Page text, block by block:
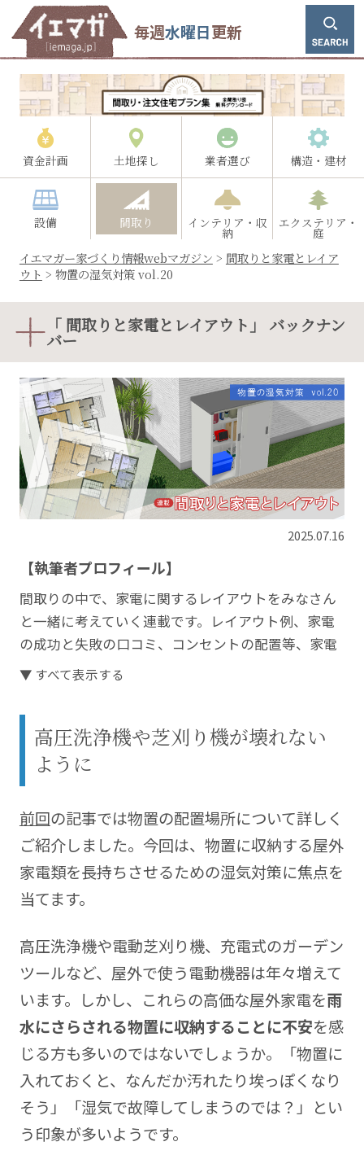
毎週水曜日更新
資金計画 土地探し 業者選び 構造・建材
設備 間取り インテリア・収
納
エクステリア・
庭
イエマガー家づくり情報webマガジン > 間取りと家電とレイア
ウト > 物置の湿気対策 vol.20
「 間取りと家電とレイアウト」 バックナン
バー
2025.07.16
【執筆者プロフィール】
間取りの中で、家電に関するレイアウトをみなさん
と一緒に考えていく連載です。レイアウト例、家電
の成功と失敗の口コミ、コンセントの配置等、家電
にまつわるトピックを取り上げていきます。
https://blog.kisekinomyhome.com/
集部
間取り図：株式会社ホームプランニング1000
▼ すべて表示する
高圧洗浄機や芝刈り機が壊れない
ように
前回の記事では物置の配置場所について詳しく
ご紹介しました。今回は、物置に収納する屋外
家電類を長持ちさせるための湿気対策に焦点を
当てます。
高圧洗浄機や電動芝刈り機、充電式のガーデン
ツールなど、屋外で使う電動機器は年々増えて
います。しかし、これらの高価な屋外家電を雨
水にさらされる物置に収納することに不安を感
じる方も多いのではないでしょうか。「物置に
入れておくと、なんだか汚れたり埃っぽくなり
そう」「湿気で故障してしまうのでは？」とい
う印象が多いようです。